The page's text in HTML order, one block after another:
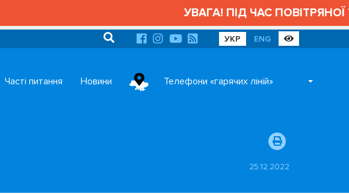
УВАГА! ПІД ЧАС ПОВІТРЯНОЇ
УКР ENG
Часті питання Новини Телефони «гарячих ліній»
25.12.2022